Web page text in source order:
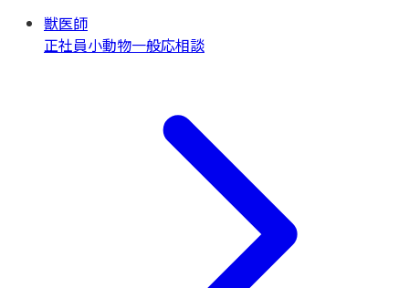
獣医師
正社員小動物一般応相談